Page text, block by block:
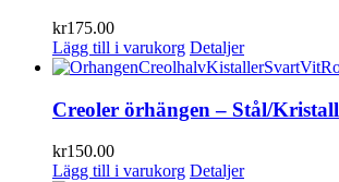
kr175.00
Lägg till i varukorg Detaljer
Creoler örhängen – Stål/Kristall
kr150.00
Lägg till i varukorg Detaljer